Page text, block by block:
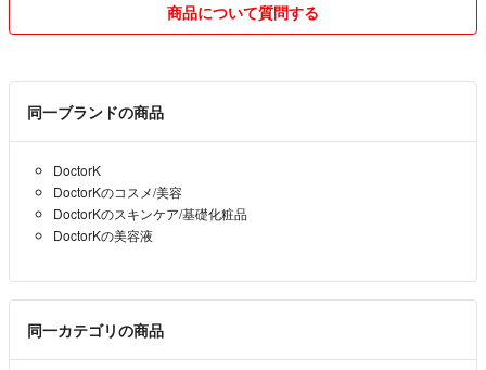
できるだけ早期に発送できるよう努めておりますので、よろしくお願い
商品について質問する
同一ブランドの商品
DoctorK
DoctorKのコスメ/美容
DoctorKのスキンケア/基礎化粧品
DoctorKの美容液
同一カテゴリの商品